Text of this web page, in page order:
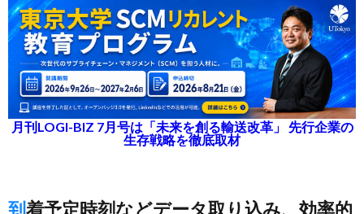
月刊LOGI-BIZ 7月号は「未来を創る輸送改革」 先行企業の
生存戦略を徹底取材
到着予定時刻などデータ取り込み、効率的